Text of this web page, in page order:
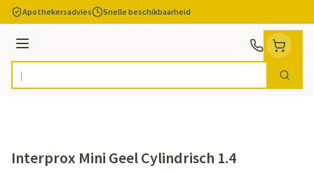
Ga naar de inhoud
Apothekersadvies Snelle beschikbaarheid
Menu
Product, merk, categorie... Zoek
Interprox Mini Geel Cylindrisch 1.4